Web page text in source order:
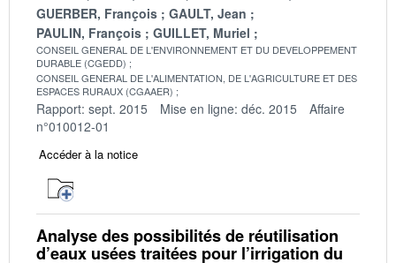
GUERBER, François
GAULT, Jean
PAULIN, François
GUILLET, Muriel
CONSEIL GENERAL DE L'ENVIRONNEMENT ET DU DEVELOPPEMENT
DURABLE (CGEDD)
CONSEIL GENERAL DE L'ALIMENTATION, DE L'AGRICULTURE ET DES
ESPACES RURAUX (CGAAER)
Rapport: sept. 2015 Mise en ligne: déc. 2015
Affaire
n°010012-01
Accéder à la notice
Analyse des possibilités de réutilisation
d’eaux usées traitées pour l’irrigation du